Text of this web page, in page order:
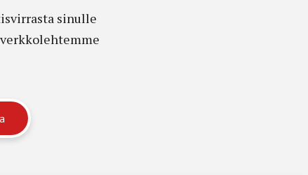
sinulle